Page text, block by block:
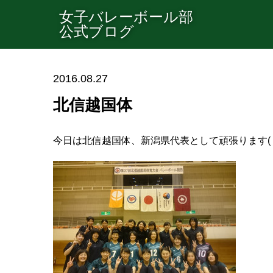
女子バレーボール部
公式ブログ
2016.08.27
北信越国体